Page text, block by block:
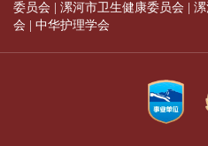
委员会
漯河市卫生健康委员会
会
中华护理学会